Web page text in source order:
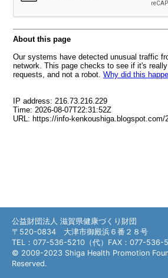
公益財団法人 滋賀県健康づくり財団
〒520-0834 大津市御殿浜６番２８号
TEL：077-536-5210（代）FAX：077-536-
© 2009-2023 Shiga Health Promotion
Reserved.